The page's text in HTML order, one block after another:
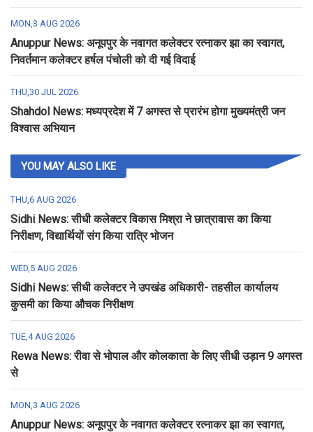
MON,3 AUG 2026
Anuppur News: अनूपपुर के नवागत कलेक्टर रत्नाकर झा का स्वागत,
निवर्तमान कलेक्टर हर्षल पंचोली को दी गई विदाई
THU,30 JUL 2026
Shahdol News: मध्यप्रदेश में 7 अगस्त से प्रारंभ होगा मुख्यमंत्री जन
विश्वास अभियान
YOU MAY ALSO LIKE
THU,6 AUG 2026
Sidhi News: सीधी कलेक्टर विकास मिश्रा ने छात्रावास का किया
निरीक्षण, विद्यार्थियों संग किया रात्रि भोजन
WED,5 AUG 2026
Sidhi News: सीधी कलेक्टर ने उपखंड अधिकारी- तहसील कार्यालय
कुसमी का किया औचक निरीक्षण
TUE,4 AUG 2026
Rewa News: रीवा से भोपाल और कोलकाता के लिए सीधी उड़ान 9 अगस्त
से
MON,3 AUG 2026
Anuppur News: अनूपपुर के नवागत कलेक्टर रत्नाकर झा का स्वागत,